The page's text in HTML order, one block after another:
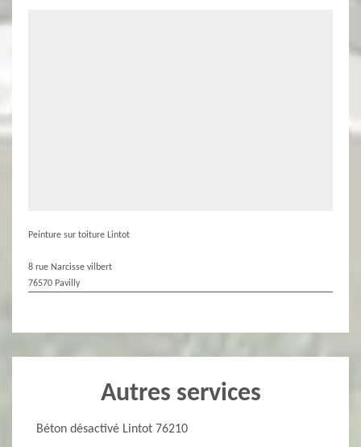
Peinture sur toiture Lintot
8 rue Narcisse vilbert
76570 Pavilly
Autres services
Béton désactivé Lintot 76210